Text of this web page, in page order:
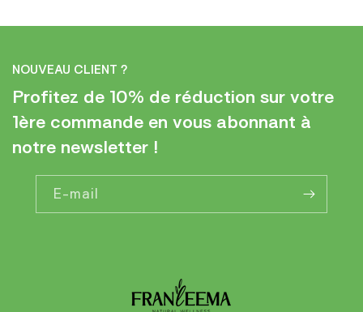
NOUVEAU CLIENT ?
Profitez de 10% de réduction sur votre
1ère commande en vous abonnant à
notre newsletter !
E-mail